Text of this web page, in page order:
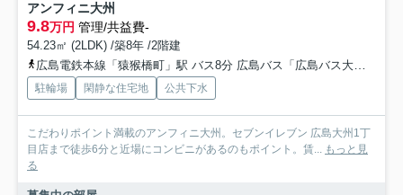
アンフィニ大州
9.8万円 管理/共益費-
54.23㎡ (2LDK) /築8年 /2階建
広島電鉄本線「猿猴橋町」駅 バス8分 広島バス「広島バス大州車庫前」 停歩4分
駐輪場 閑静な住宅地 公共下水
こだわりポイント満載のアンフィニ大州。セブンイレブン 広島大州1丁
目店まで徒歩6分と近場にコンビニがあるのもポイント。賃... もっと見
る